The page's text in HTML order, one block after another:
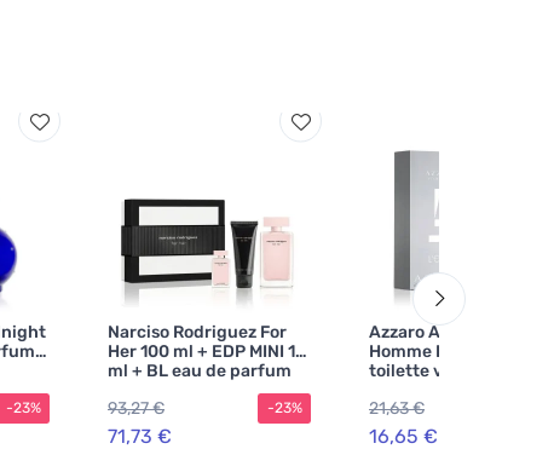
-23%
Narciso Rodriguez For
Her 100 ml + EDP MINI 10
ml + BL eau de parfum
93,27 €
71,73 €
-23%
Azzaro Azzaro Pour
Homme L'Eau eau de
toilette voor heren
21,63 €
16,65 €